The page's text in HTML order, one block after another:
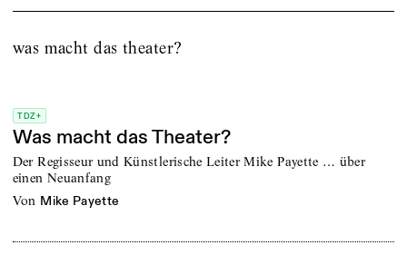
was macht das theater?
TDZ+
Was macht das Theater?
Der Regisseur und Künstlerische Leiter Mike Payette … über
einen Neuanfang
von Mike Payette